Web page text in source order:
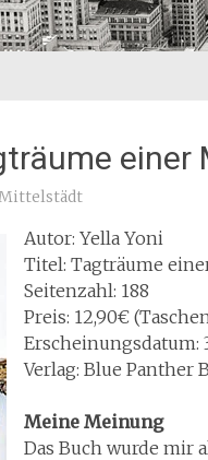
einer
Autor: Yella Yoni
Titel: Tagträume
Seitenzahl: 188
Preis: 12,90€
Erscheinungsdatum:
Verlag: Blue Panther
Meine Meinung
Das Buch wurde mir